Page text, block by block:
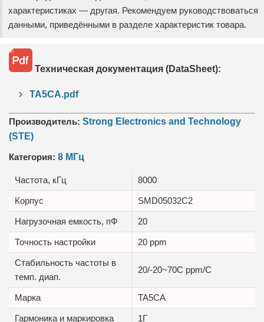
характеристиках — другая. Рекомендуем руководствоваться
данными, приведёнными в разделе характеристик товара.
Техническая документация (DataSheet):
TA5CA.pdf
Производитель: Strong Electronics and Technology
(STE)
Категория: 8 МГц
Частота, кГц 8000
Корпус SMD05032C2
Нагрузочная емкость, пФ 20
Точность настройки 20 ppm
Стабильность частоты в
темп. диап.
20/-20~70C ppm/C
Маркa TA5CA
Гармоника и маркировка
1Г